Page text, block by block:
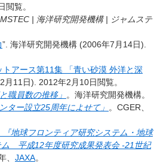
閲覧。
| 海洋研究開発機構 | ジャムステ
”. 海洋研究開発機構 (2006年7月14日).
アース第11集 「青い砂漠 外洋と深
月11日).
2012年2月10日閲覧。
職員数の推移」 。海洋研究開発機構。
ター設立25周年によせて」 。CGER、
『地球フロンティア研究システム・地球
ム 平成12年度研究成果発表会 -21世紀
、 JAXA。